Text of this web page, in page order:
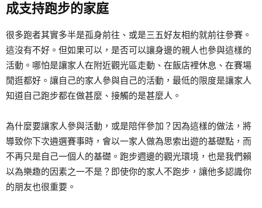
成支持跑步的家庭
很多跑者其實多半是孤身前往、或是三五好友相約就前往參賽。
這沒有不好。但如果可以，是否可以讓身邊的親人也參與這樣的
活動。哪怕是讓家人在附近觀光區走動、在飯店裡休息、在賽場
閒逛都好。讓自己的家人參與自己的活動，最低的限度是讓家人
知道自己跑步都在做甚麼、接觸的是甚麼人。
為什麼要讓家人參與活動，或是陪伴參加？因為這樣的做法，將
導致你下次遴選賽事時，會以一家人做為思索出遊的基礎點，而
不再只是自己一個人的基礎。跑步週邊的觀光環境，也是我們賴
以為樂趣的因素之一不是？即使你的家人不跑步，讓他多認識你
的朋友也很重要。